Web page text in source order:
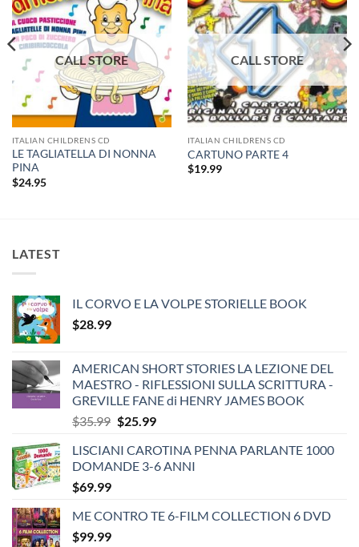
ITALIAN CHILDRENS CD
LE TAGLIATELLA DI NONNA
PINA
$24.95
ITALIAN CHILDRENS CD
CARTUNO PARTE 4
$19.99
LATEST
IL CORVO E LA VOLPE STORIELLE BOOK
$28.99
AMERICAN SHORT STORIES LA LEZIONE DEL
MAESTRO - RIFLESSIONI SULLA SCRITTURA -
GREVILLE FANE di HENRY JAMES BOOK
$35.99 Original
was:
$35.99.
$25.99Current
is:
$25.99.
LISCIANI CAROTINA PENNA PARLANTE 1000
DOMANDE 3-6 ANNI
$69.99
ME CONTRO TE 6-FILM COLLECTION 6 DVD
$99.99